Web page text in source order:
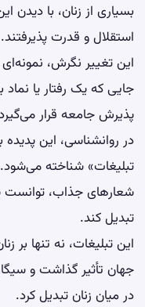
بسیاری از زنان، با دیدن
استقلال و قدرت پذیرفتند.
این تغییر نگرش،
جایی که یک رفتار یا
پذیرش جامعه قرار
در روانشناسی، این
تبلیغات» شناخته می‌شود.
شعارهای جذاب، توانست
تبدیل کند.
این تبلیغات، نه تنها بر
جهان تأثیر گذاشت و
در میان زنان تبدیل کرد.